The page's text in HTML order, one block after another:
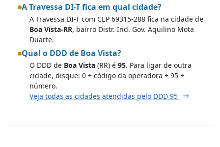
A Travessa DI-T fica em qual cidade?
A Travessa DI-T com CEP 69315-288 fica na cidade de
Boa Vista-RR, bairro Distr. Ind. Gov. Aquilino Mota
Duarte.
Qual o DDD de Boa Vista?
O DDD de Boa Vista (RR) é 95. Para ligar de outra
cidade, disque: 0 + código da operadora + 95 +
número.
Veja todas as cidades atendidas pelo DDD 95